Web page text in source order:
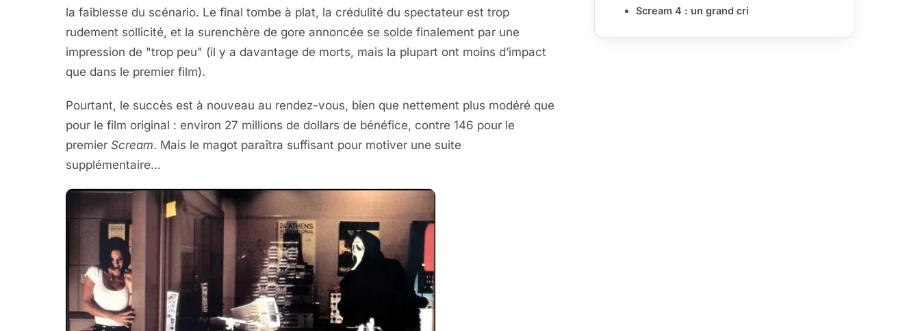
la faiblesse du scénario. Le final tombe à plat, la crédulité du spectateur est trop
rudement sollicité, et la surenchère de gore annoncée se solde finalement par une
impression de "trop peu" (il y a davantage de morts, mais la plupart ont moins d’impact
que dans le premier film).
Pourtant, le succès est à nouveau au rendez-vous, bien que nettement plus modéré que
pour le film original : environ 27 millions de dollars de bénéfice, contre 146 pour le
premier Scream. Mais le magot paraîtra suffisant pour motiver une suite
supplémentaire…
Scream 4 : un grand cri